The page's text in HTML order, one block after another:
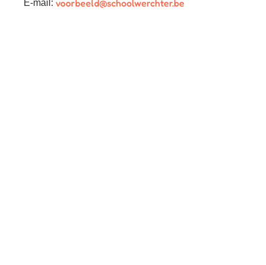
E-mail: voorbeeld@schoolwerchter.be